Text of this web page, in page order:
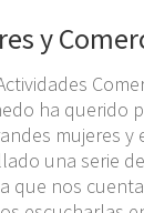
y
ha querido
mujeres y
una serie
que nos